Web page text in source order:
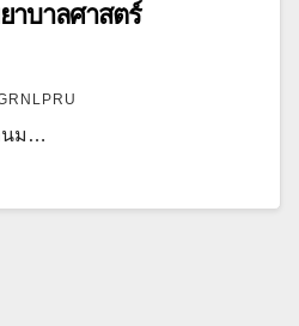
าบาลศาสตร์
นม…